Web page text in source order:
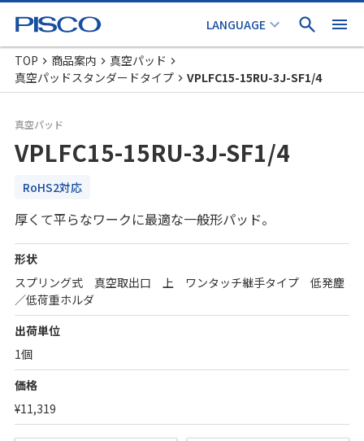
TOP 商品案内
真空パッド
真空パッドスタンダードタイプ
VPLFC15-15RU-3J-SF1/4
真空パッド
VPLFC15-15RU-3J-SF1/4
RoHS2対応
厚くて平らなワークに最適な一般形パッド。
形状
スプリング式 真空取出口 上 ワンタッチ継手タイプ 低発塵
／低荷重ホルダ
出荷単位
1個
価格
¥11,319